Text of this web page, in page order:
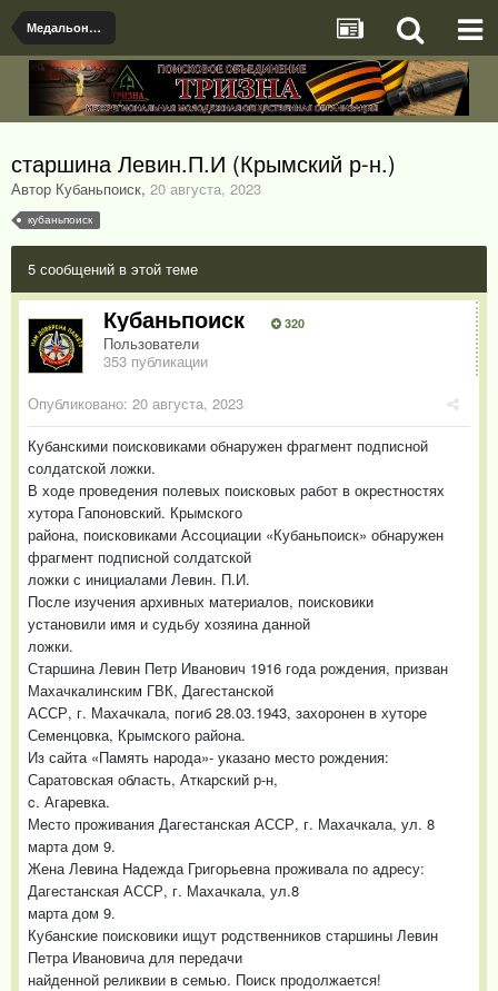
Медальоны, документы и именные предметы найденые поисковыми отрядами
старшина Левин.П.И (Крымский р-н.)
Автор Кубаньпоиск, 20 августа, 2023
кубаньпоиск
5 сообщений в этой теме
Кубаньпоиск 320
Пользователи
353 публикации
Опубликовано: 20 августа, 2023
Кубанскими поисковиками обнаружен фрагмент подписной
солдатской ложки.
В ходе проведения полевых поисковых работ в окрестностях
хутора Гапоновский. Крымского
района, поисковиками Ассоциации «Кубаньпоиск» обнаружен
фрагмент подписной солдатской
ложки с инициалами Левин. П.И.
После изучения архивных материалов, поисковики
установили имя и судьбу хозяина данной
ложки.
Старшина Левин Петр Иванович 1916 года рождения, призван
Махачкалинским ГВК, Дагестанской
АССР, г. Махачкала, погиб 28.03.1943, захоронен в хуторе
Семенцовка, Крымского района.
Из сайта «Память народа»- указано место рождения:
Саратовская область, Аткарский р-н,
c. Агаревка.
Место проживания Дагестанская АССР, г. Махачкала, ул. 8
марта дом 9.
Жена Левина Надежда Григорьевна проживала по адресу:
Дагестанская АССР, г. Махачкала, ул.8
марта дом 9.
Кубанские поисковики ищут родственников старшины Левин
Петра Ивановича для передачи
найденной реликвии в семью. Поиск продолжается!